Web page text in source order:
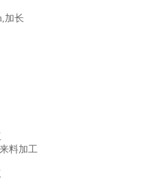
加长
来料加工